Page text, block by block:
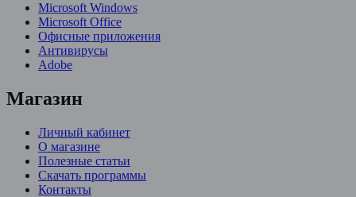
Microsoft Windows
Microsoft Office
Офисные приложения
Антивирусы
Adobe
Магазин
Личный кабинет
О магазине
Полезные статьи
Скачать программы
Контакты